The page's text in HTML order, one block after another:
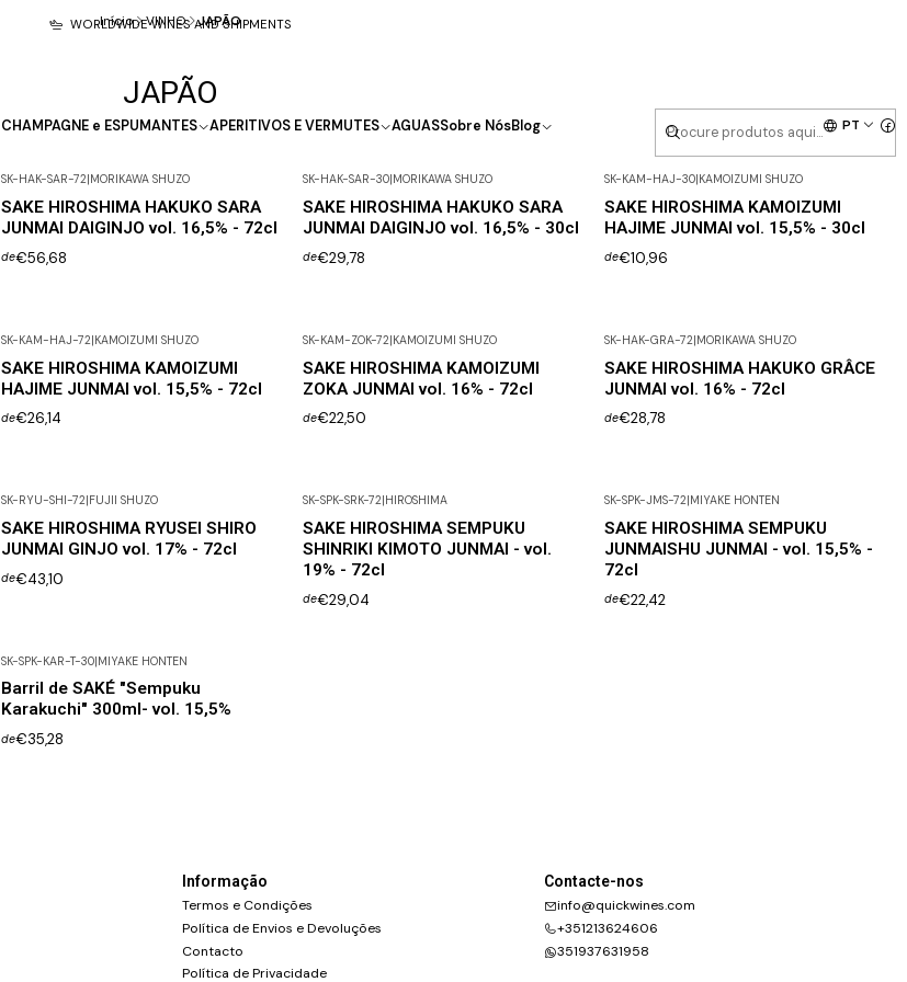
CHAMPAGNE e ESPUMANTES APERITIVOS E VERMUTES AGUASSobre NósBlog PT
WORLDWIDE WINES AND SHIPMENTS
Início VINHO JAPÃO
JAPÃO
SK-HAK-SAR-72| MORIKAWA SHUZO
SAKE HIROSHIMA HAKUKO SARA
JUNMAI DAIGINJO vol. 16,5% - 72cl
de€56,68
SK-HAK-SAR-30| MORIKAWA SHUZO
SAKE HIROSHIMA HAKUKO SARA
JUNMAI DAIGINJO vol. 16,5% - 30cl
de€29,78
SK-KAM-HAJ-30| KAMOIZUMI SHUZO
SAKE HIROSHIMA KAMOIZUMI
HAJIME JUNMAI vol. 15,5% - 30cl
de€10,96
SK-KAM-HAJ-72|KAMOIZUMI SHUZO
SAKE HIROSHIMA KAMOIZUMI
HAJIME JUNMAI vol. 15,5% - 72cl
de€26,14
SK-KAM-ZOK-72|KAMOIZUMI SHUZO
SAKE HIROSHIMA KAMOIZUMI
ZOKA JUNMAI vol. 16% - 72cl
de€22,50
SK-HAK-GRA-72|MORIKAWA SHUZO
SAKE HIROSHIMA HAKUKO GRÂCE
JUNMAI vol. 16% - 72cl
de€28,78
SK-RYU-SHI-72| FUJII SHUZO
SAKE HIROSHIMA RYUSEI SHIRO
JUNMAI GINJO vol. 17% - 72cl
de€43,10
SK-SPK-SRK-72| HIROSHIMA
SAKE HIROSHIMA SEMPUKU
SHINRIKI KIMOTO JUNMAI - vol.
19% - 72cl
de€29,04
SK-SPK-JMS-72| MIYAKE HONTEN
SAKE HIROSHIMA SEMPUKU
JUNMAISHU JUNMAI - vol. 15,5% -
72cl
de€22,42
SK-SPK-KAR-T-30|MIYAKE HONTEN
Barril de SAKÉ "Sempuku
Karakuchi" 300ml- vol. 15,5%
de€35,28
Informação
Termos e Condições
Política de Envios e Devoluções
Contacto
Política de Privacidade
Contacte-nos
info@quickwines.com
+351213624606
351937631958